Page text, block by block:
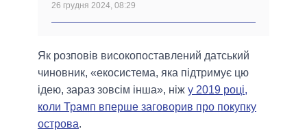
26 грудня 2024, 08:29
Як розповів високопоставлений датський
чиновник, «екосистема, яка підтримує цю
ідею, зараз зовсім інша», ніж у 2019 році,
коли Трамп вперше заговорив про покупку
острова.